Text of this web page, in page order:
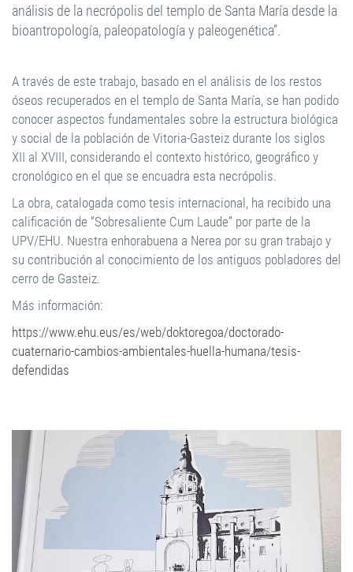
análisis de la necrópolis del templo de Santa María desde la
bioantropología, paleopatología y paleogenética”.
A través de este trabajo, basado en el análisis de los restos
óseos recuperados en el templo de Santa María, se han podido
conocer aspectos fundamentales sobre la estructura biológica
y social de la población de Vitoria-Gasteiz durante los siglos
XII al XVIII, considerando el contexto histórico, geográfico y
cronológico en el que se encuadra esta necrópolis.
La obra, catalogada como tesis internacional, ha recibido una
calificación de “Sobresaliente Cum Laude” por parte de la
UPV/EHU. Nuestra enhorabuena a Nerea por su gran trabajo y
su contribución al conocimiento de los antiguos pobladores del
cerro de Gasteiz.
Más información:
https://www.ehu.eus/es/web/doktoregoa/doctorado-
cuaternario-cambios-ambientales-huella-humana/tesis-
defendidas